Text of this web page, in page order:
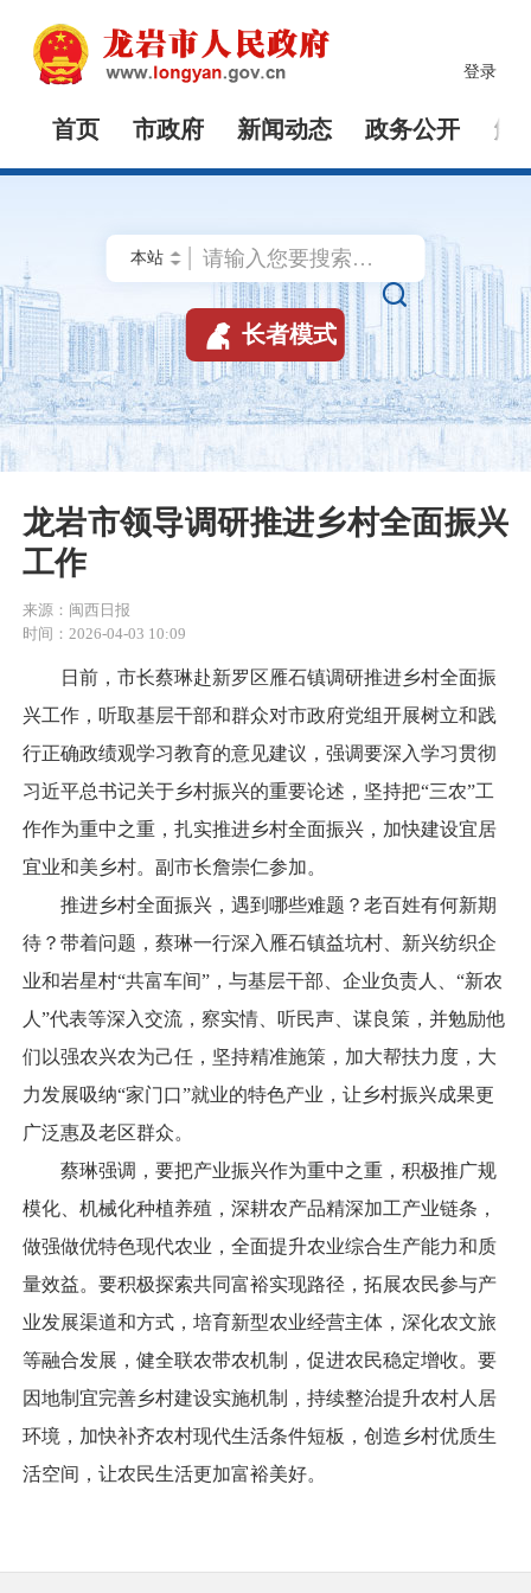
登录
首页 市政府 新闻动态 政务公开 解

 长者模式
龙岩市领导调研推进乡村全面振兴
工作
来源：闽西日报
时间：2026-04-03 10:09
日前，市长蔡琳赴新罗区雁石镇调研推进乡村全面振
兴工作，听取基层干部和群众对市政府党组开展树立和践
行正确政绩观学习教育的意见建议，强调要深入学习贯彻
习近平总书记关于乡村振兴的重要论述，坚持把“三农”工
作作为重中之重，扎实推进乡村全面振兴，加快建设宜居
宜业和美乡村。副市长詹崇仁参加。
推进乡村全面振兴，遇到哪些难题？老百姓有何新期
待？带着问题，蔡琳一行深入雁石镇益坑村、新兴纺织企
业和岩星村“共富车间”，与基层干部、企业负责人、“新农
人”代表等深入交流，察实情、听民声、谋良策，并勉励他
们以强农兴农为己任，坚持精准施策，加大帮扶力度，大
力发展吸纳“家门口”就业的特色产业，让乡村振兴成果更
广泛惠及老区群众。
蔡琳强调，要把产业振兴作为重中之重，积极推广规
模化、机械化种植养殖，深耕农产品精深加工产业链条，
做强做优特色现代农业，全面提升农业综合生产能力和质
量效益。要积极探索共同富裕实现路径，拓展农民参与产
业发展渠道和方式，培育新型农业经营主体，深化农文旅
等融合发展，健全联农带农机制，促进农民稳定增收。要
因地制宜完善乡村建设实施机制，持续整治提升农村人居
环境，加快补齐农村现代生活条件短板，创造乡村优质生
活空间，让农民生活更加富裕美好。